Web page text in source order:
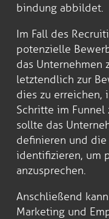
bindung abbildet.
Im Fall des
potenzielle
das Unternehmen
letztendlich zur
dies zu erreichen,
Schritte im Funnel
sollte das
definieren und die
identifizieren, um
anzusprechen.
Anschließend
Marketing und